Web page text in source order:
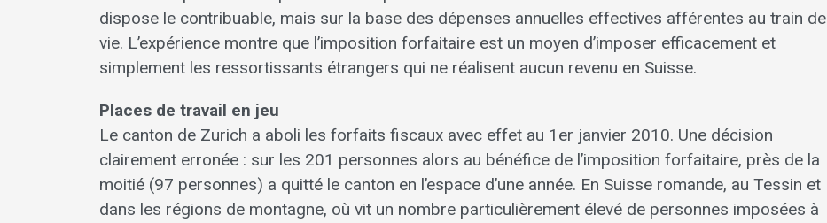
dispose le contribuable, mais sur la base des dépenses annuelles effectives afférentes au train de
vie. L’expérience montre que l’imposition forfaitaire est un moyen d’imposer efficacement et
simplement les ressortissants étrangers qui ne réalisent aucun revenu en Suisse.
Places de travail en jeu
Le canton de Zurich a aboli les forfaits fiscaux avec effet au 1er janvier 2010. Une décision
clairement erronée : sur les 201 personnes alors au bénéfice de l’imposition forfaitaire, près de la
moitié (97 personnes) a quitté le canton en l’espace d’une année. En Suisse romande, au Tessin et
dans les régions de montagne, où vit un nombre particulièrement élevé de personnes imposées à